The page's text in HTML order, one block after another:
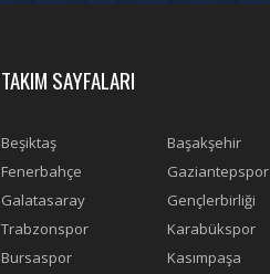
TAKIM SAYFALARI
Beşiktaş Başakşehir
Fenerbahçe
Gaziantepspor
Galatasaray
Gençlerbirliği
Trabzonspor
Karabükspor
Bursaspor
Kasımpaşa